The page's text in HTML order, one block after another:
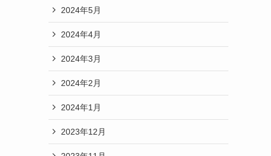
2024年5月
2024年4月
2024年3月
2024年2月
2024年1月
2023年12月